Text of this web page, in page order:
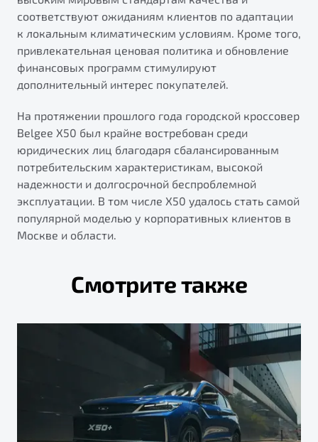
соответствуют ожиданиям клиентов по адаптации
к локальным климатическим условиям. Кроме того,
привлекательная ценовая политика и обновление
финансовых программ стимулируют
дополнительный интерес покупателей.
На протяжении прошлого года городской кроссовер
Belgee X50 был крайне востребован среди
юридических лиц благодаря сбалансированным
потребительским характеристикам, высокой
надежности и долгосрочной беспроблемной
эксплуатации. В том числе Х50 удалось стать самой
популярной моделью у корпоративных клиентов в
Москве и области.
Смотрите также